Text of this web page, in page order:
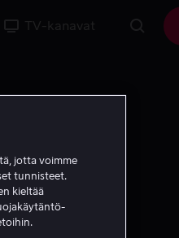
TV-kanavat
jotta voimme
tunnisteet.
kieltää